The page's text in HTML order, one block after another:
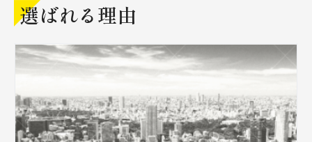
選ばれる理由